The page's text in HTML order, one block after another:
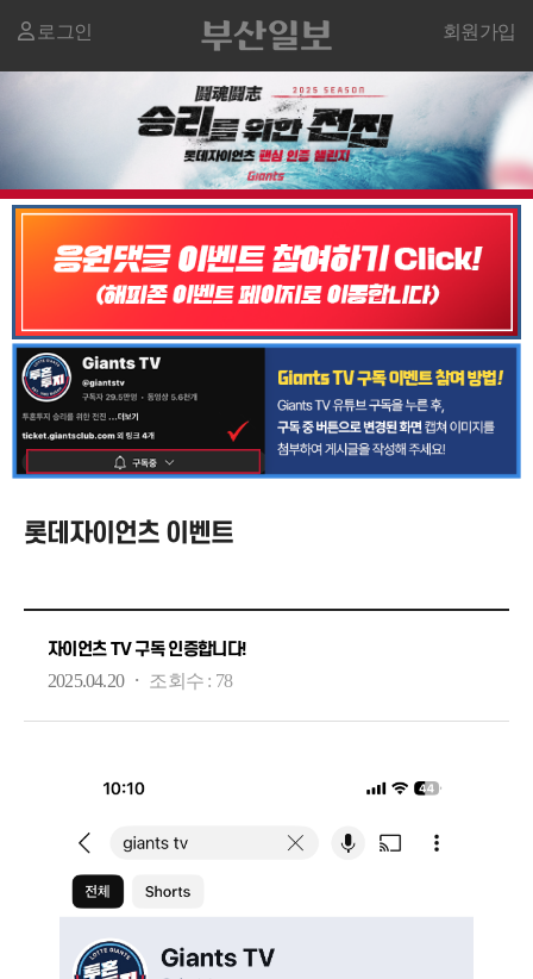
로그인 회원가입
롯데자이언츠 이벤트
자이언츠 TV 구독 인증합니다!
2025.04.20 · 조회수 : 78